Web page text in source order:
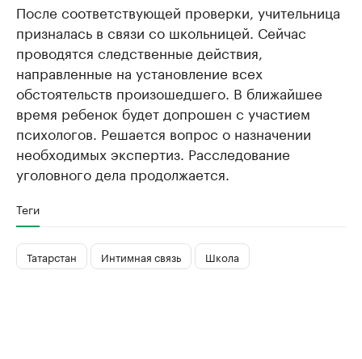
После соответствующей проверки, учительница
призналась в связи со школьницей. Сейчас
проводятся следственные действия,
направленные на установление всех
обстоятельств произошедшего. В ближайшее
время ребенок будет допрошен с участием
психологов. Решается вопрос о назначении
необходимых экспертиз. Расследование
уголовного дела продолжается.
Теги
Татарстан Интимная связь Школа